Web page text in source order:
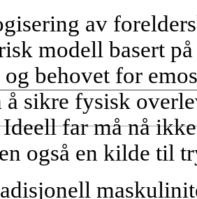
av
modell basert
behovet for
å sikre fysisk
far må nå
også en kilde til